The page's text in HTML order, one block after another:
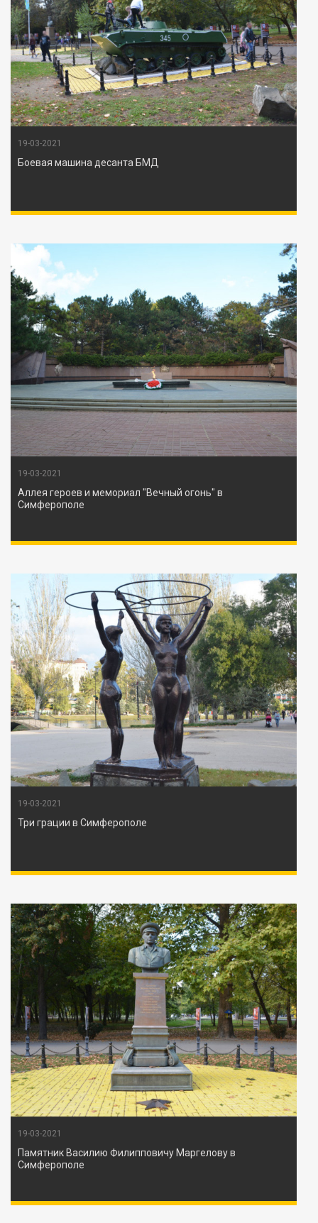
19-03-2021
Боевая машина десанта БМД
19-03-2021
Аллея героев и мемориал "Вечный огонь" в
Симферополе
19-03-2021
Три грации в Симферополе
19-03-2021
Памятник Василию Филипповичу Маргелову в
Симферополе